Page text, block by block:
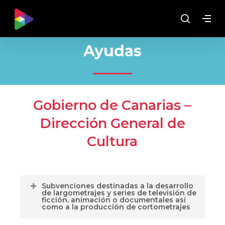
main
Buscar
Menu
Ayudas
Gobierno de Canarias –
Dirección General de
Cultura
Subvenciones destinadas a la desarrollo
de largometrajes y series de televisión de
ficción, animación o documentales así
como a la producción de cortometrajes